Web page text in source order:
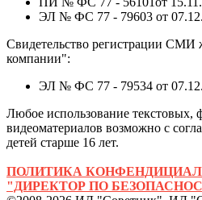
ЭЛ № ФС 77 - 79603 от
Свидетельство регистрации СМИ
компании":
ЭЛ № ФС 77 - 79534 от
Любое использование текстовых,
видеоматериалов возможно с
детей старше 16 лет.
ПОЛИТИКА
"ДИРЕКТОР ПО